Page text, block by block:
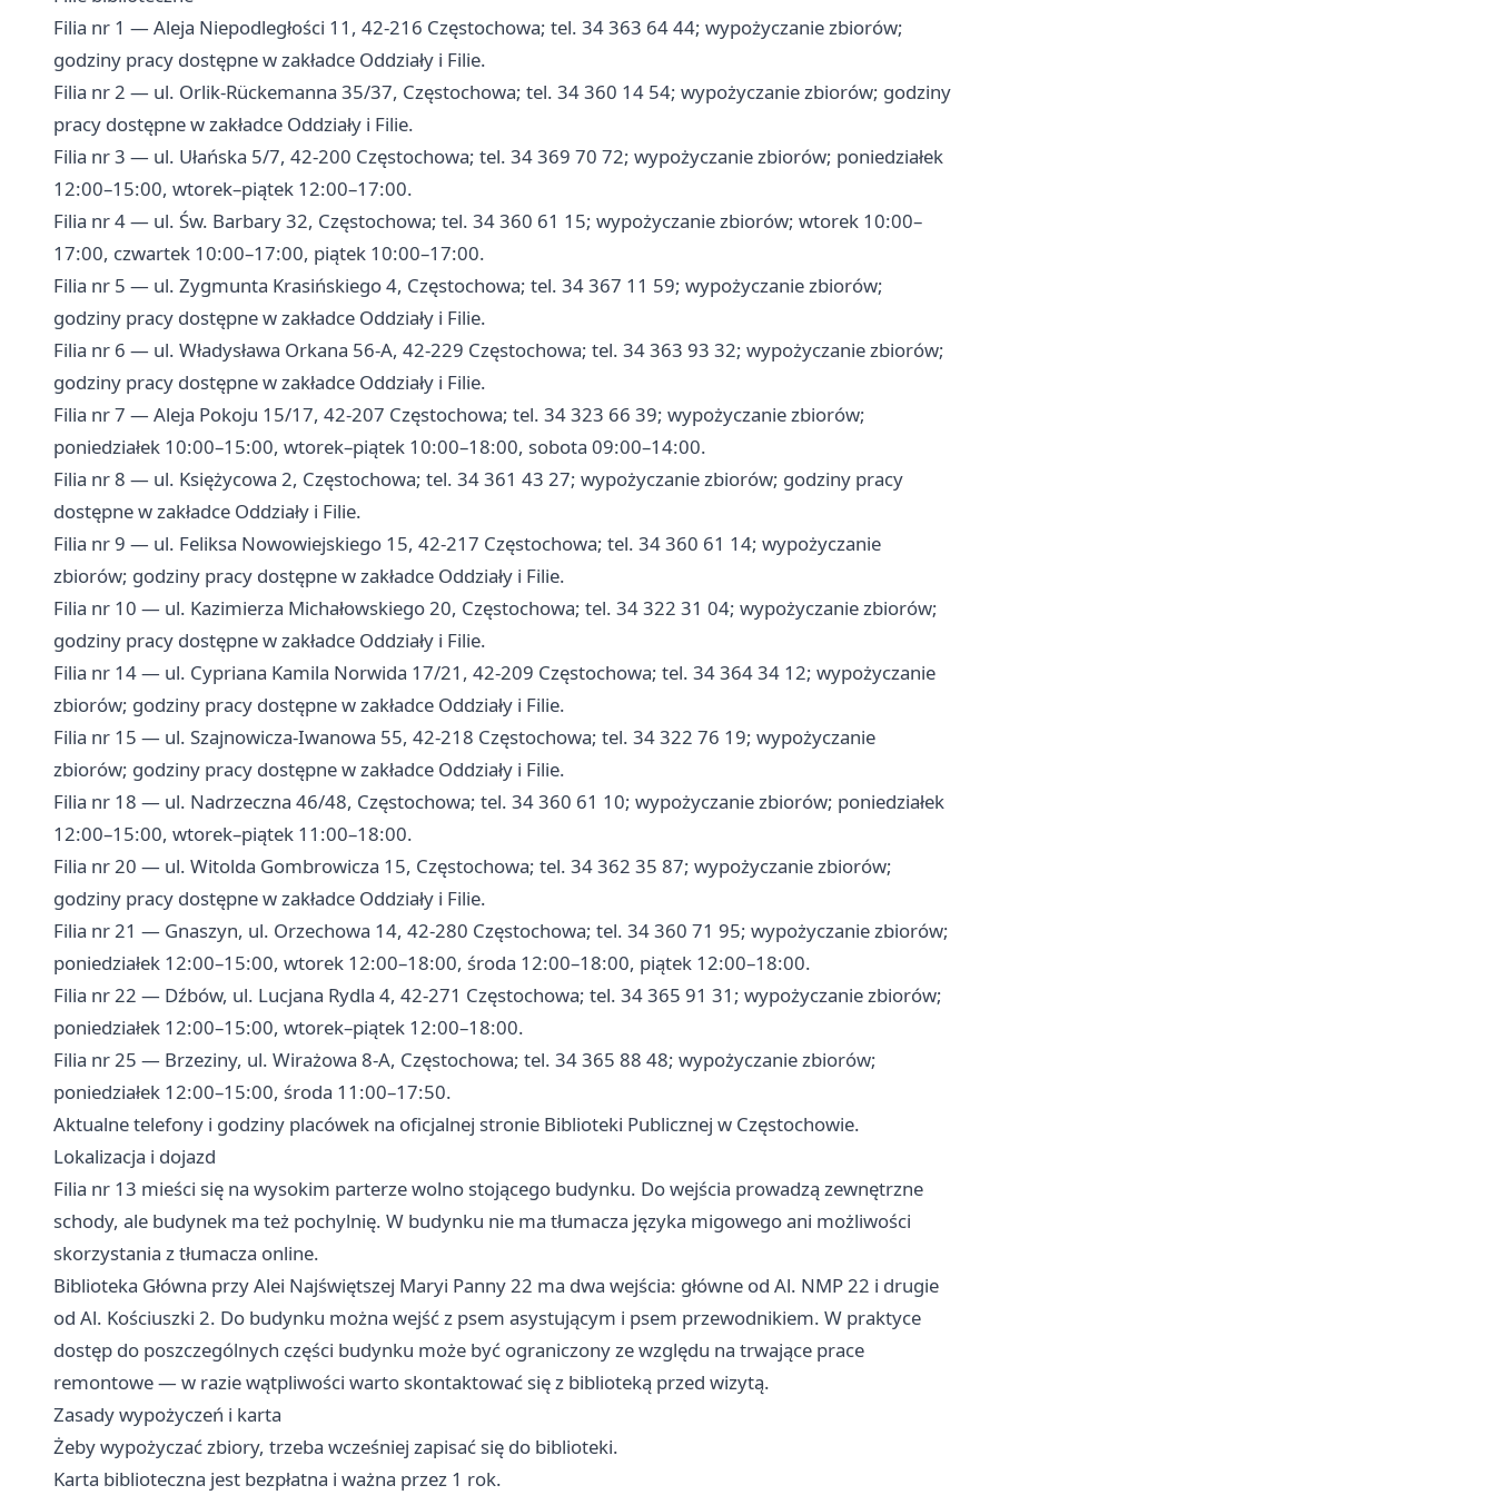
Filia nr 1 — Aleja Niepodległości 11, 42-216 Częstochowa; tel. 34 363 64 44; wypożyczanie zbiorów;
godziny pracy dostępne w zakładce Oddziały i Filie.
Filia nr 2 — ul. Orlik-Rückemanna 35/37, Częstochowa; tel. 34 360 14 54; wypożyczanie zbiorów; godziny
pracy dostępne w zakładce Oddziały i Filie.
Filia nr 3 — ul. Ułańska 5/7, 42-200 Częstochowa; tel. 34 369 70 72; wypożyczanie zbiorów; poniedziałek
12:00–15:00, wtorek–piątek 12:00–17:00.
Filia nr 4 — ul. Św. Barbary 32, Częstochowa; tel. 34 360 61 15; wypożyczanie zbiorów; wtorek 10:00–
17:00, czwartek 10:00–17:00, piątek 10:00–17:00.
Filia nr 5 — ul. Zygmunta Krasińskiego 4, Częstochowa; tel. 34 367 11 59; wypożyczanie zbiorów;
godziny pracy dostępne w zakładce Oddziały i Filie.
Filia nr 6 — ul. Władysława Orkana 56-A, 42-229 Częstochowa; tel. 34 363 93 32; wypożyczanie zbiorów;
godziny pracy dostępne w zakładce Oddziały i Filie.
Filia nr 7 — Aleja Pokoju 15/17, 42-207 Częstochowa; tel. 34 323 66 39; wypożyczanie zbiorów;
poniedziałek 10:00–15:00, wtorek–piątek 10:00–18:00, sobota 09:00–14:00.
Filia nr 8 — ul. Księżycowa 2, Częstochowa; tel. 34 361 43 27; wypożyczanie zbiorów; godziny pracy
dostępne w zakładce Oddziały i Filie.
Filia nr 9 — ul. Feliksa Nowowiejskiego 15, 42-217 Częstochowa; tel. 34 360 61 14; wypożyczanie
zbiorów; godziny pracy dostępne w zakładce Oddziały i Filie.
Filia nr 10 — ul. Kazimierza Michałowskiego 20, Częstochowa; tel. 34 322 31 04; wypożyczanie zbiorów;
godziny pracy dostępne w zakładce Oddziały i Filie.
Filia nr 14 — ul. Cypriana Kamila Norwida 17/21, 42-209 Częstochowa; tel. 34 364 34 12; wypożyczanie
zbiorów; godziny pracy dostępne w zakładce Oddziały i Filie.
Filia nr 15 — ul. Szajnowicza-Iwanowa 55, 42-218 Częstochowa; tel. 34 322 76 19; wypożyczanie
zbiorów; godziny pracy dostępne w zakładce Oddziały i Filie.
Filia nr 18 — ul. Nadrzeczna 46/48, Częstochowa; tel. 34 360 61 10; wypożyczanie zbiorów; poniedziałek
12:00–15:00, wtorek–piątek 11:00–18:00.
Filia nr 20 — ul. Witolda Gombrowicza 15, Częstochowa; tel. 34 362 35 87; wypożyczanie zbiorów;
godziny pracy dostępne w zakładce Oddziały i Filie.
Filia nr 21 — Gnaszyn, ul. Orzechowa 14, 42-280 Częstochowa; tel. 34 360 71 95; wypożyczanie zbiorów;
poniedziałek 12:00–15:00, wtorek 12:00–18:00, środa 12:00–18:00, piątek 12:00–18:00.
Filia nr 22 — Dźbów, ul. Lucjana Rydla 4, 42-271 Częstochowa; tel. 34 365 91 31; wypożyczanie zbiorów;
poniedziałek 12:00–15:00, wtorek–piątek 12:00–18:00.
Filia nr 25 — Brzeziny, ul. Wirażowa 8-A, Częstochowa; tel. 34 365 88 48; wypożyczanie zbiorów;
poniedziałek 12:00–15:00, środa 11:00–17:50.
Aktualne telefony i godziny placówek na oficjalnej stronie Biblioteki Publicznej w Częstochowie.
Lokalizacja i dojazd
Filia nr 13 mieści się na wysokim parterze wolno stojącego budynku. Do wejścia prowadzą zewnętrzne
schody, ale budynek ma też pochylnię. W budynku nie ma tłumacza języka migowego ani możliwości
skorzystania z tłumacza online.
Biblioteka Główna przy Alei Najświętszej Maryi Panny 22 ma dwa wejścia: główne od Al. NMP 22 i drugie
od Al. Kościuszki 2. Do budynku można wejść z psem asystującym i psem przewodnikiem. W praktyce
dostęp do poszczególnych części budynku może być ograniczony ze względu na trwające prace
remontowe — w razie wątpliwości warto skontaktować się z biblioteką przed wizytą.
Zasady wypożyczeń i karta
Żeby wypożyczać zbiory, trzeba wcześniej zapisać się do biblioteki.
Karta biblioteczna jest bezpłatna i ważna przez 1 rok.